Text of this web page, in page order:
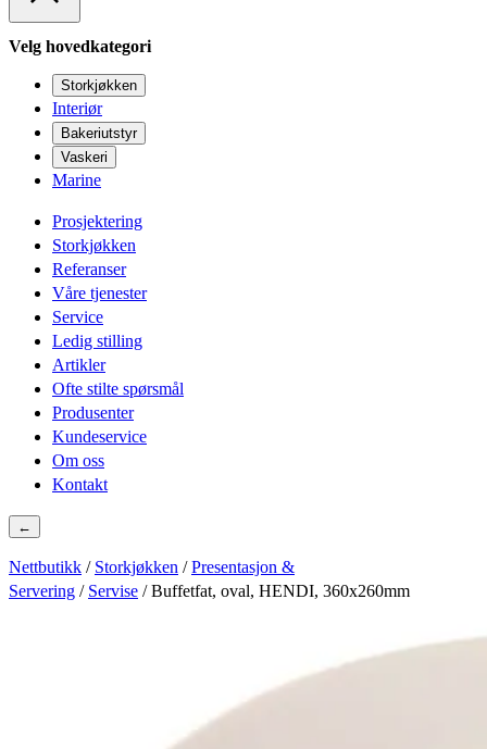
Velg hovedkategori
Storkjøkken
Interiør
Bakeriutstyr
Vaskeri
Marine
Prosjektering
Storkjøkken
Referanser
Våre tjenester
Service
Ledig stilling
Artikler
Ofte stilte spørsmål
Produsenter
Kundeservice
Om oss
Kontakt
←
Nettbutikk / Storkjøkken /Presentasjon &
Servering / Servise / Buffetfat, oval, HENDI, 360x260mm